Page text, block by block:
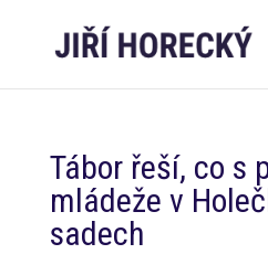
Tábor řeší, co s
mládeže v
sadech